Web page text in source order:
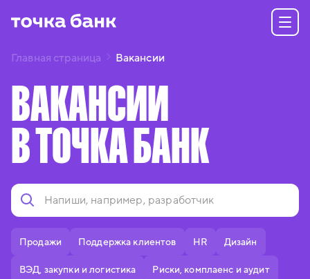
Главная страница Вакансии
ВАКАНСИИ
В ТОЧКА БАНК
Продажи Поддержка клиентов HR Дизайн
ВЭД, закупки и логистика Риски, комплаенс и аудит